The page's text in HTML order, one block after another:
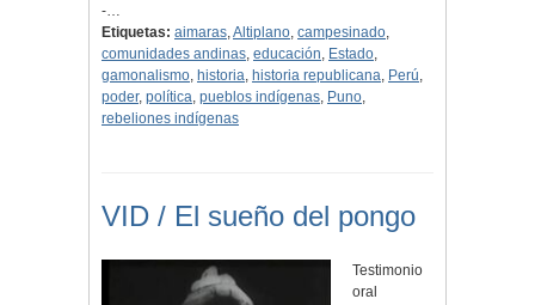
-…
Etiquetas: aimaras,Altiplano, campesinado,
comunidades andinas, educación, Estado,
gamonalismo, historia, historia republicana, Perú,
poder, política, pueblos indígenas, Puno,
rebeliones indígenas
VID / El sueño del pongo
Testimonio
oral